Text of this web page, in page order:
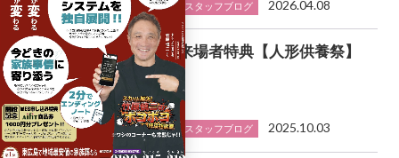
スタッフブログ 2026.04.08
来場者特典【人形供養祭】
スタッフブログ 2025.10.03